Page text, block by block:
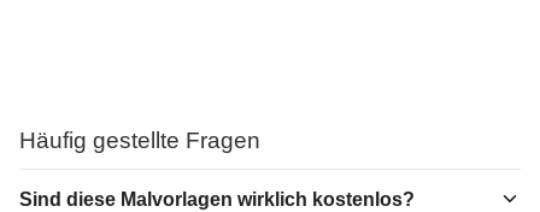
Häufig gestellte Fragen
Sind diese Malvorlagen wirklich kostenlos?